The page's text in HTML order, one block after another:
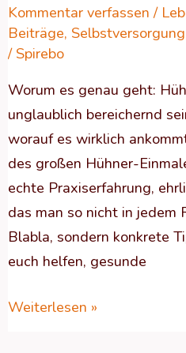
Kommentar verfassen /
Beiträge, Selbstversorgung
/ Spirebo
Worum es genau geht:
unglaublich bereichernd
worauf es wirklich
des großen Hühner-
echte Praxiserfahrung,
das man so nicht in jedem
Blabla, sondern konkrete
euch helfen, gesunde
unbedingt
beachten
solltest
Weiterlesen »